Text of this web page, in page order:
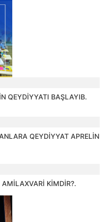
QEYDİYYATI BAŞLAYIB.
QEYDİYYAT APRELİN
KİMDİR?.